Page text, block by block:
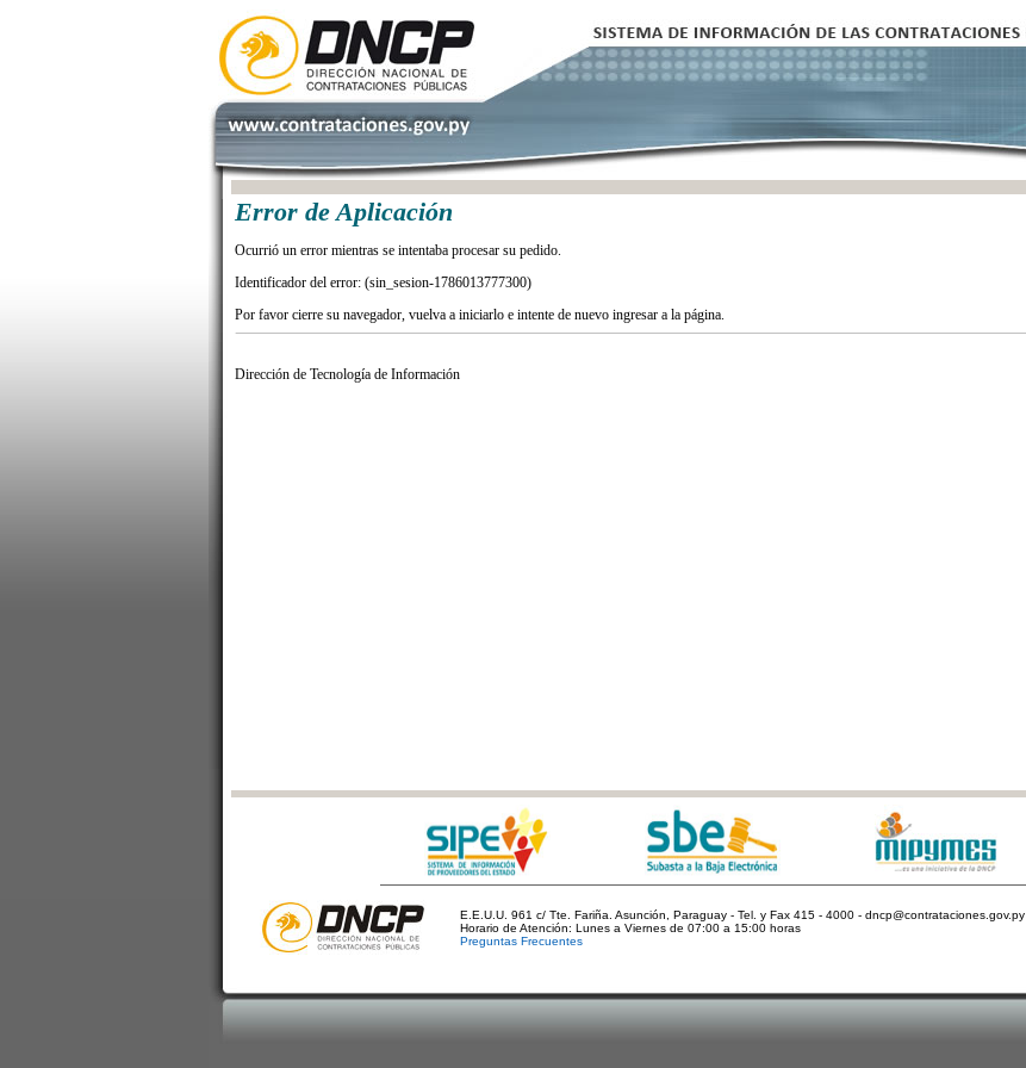
Error de Aplicación
Ocurrió un error mientras se intentaba procesar su pedido.
Identificador del error: (sin_sesion-1786013777300)
Por favor cierre su navegador, vuelva a iniciarlo e intente de nuevo ingresar a la página.
Dirección de Tecnología de Información
E.E.U.U. 961 c/ Tte. Fariña. Asunción, Paraguay - Tel. y Fax 415 - 4000 - dncp@contrataciones.gov.py
Horario de Atención: Lunes a Viernes de 07:00 a 15:00 horas
Preguntas Frecuentes